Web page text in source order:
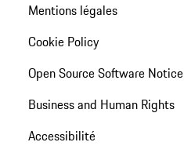
Mentions légales
Cookie Policy
Open Source Software Notice
Business and Human Rights
Accessibilité